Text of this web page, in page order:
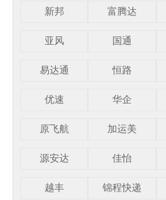
新邦 富腾达
亚风 国通
易达通 恒路
优速 华企
原飞航 加运美
源安达 佳怡
越丰 锦程快递